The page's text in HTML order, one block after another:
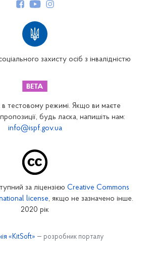
захисту осіб з інвалідністю
тестовому режимі. Якщо ви маєте
будь ласка, напишіть нам:
info@ispf.gov.ua
за ліцензією Creative Commons
license, якщо не зазначено інше.
2020 рік
«KitSoft» — розробник порталу